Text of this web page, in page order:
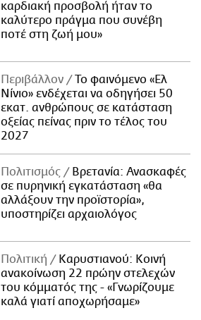
καρδιακή προσβολή ήταν το
καλύτερο πράγμα που συνέβη
ποτέ στη ζωή μου»
Περιβάλλον
Το φαινόμενο «Ελ
Νίνιο» ενδέχεται να οδηγήσει 50
εκατ. ανθρώπους σε κατάσταση
οξείας πείνας πριν το τέλος του
2027
Πολιτισμός
Βρετανία: Ανασκαφές
σε πυρηνική εγκατάσταση «θα
αλλάξουν την προϊστορία»,
υποστηρίζει αρχαιολόγος
Πολιτική
Καρυστιανού: Κοινή
ανακοίνωση 22 πρώην στελεχών
του κόμματός της - «Γνωρίζουμε
καλά γιατί αποχωρήσαμε»